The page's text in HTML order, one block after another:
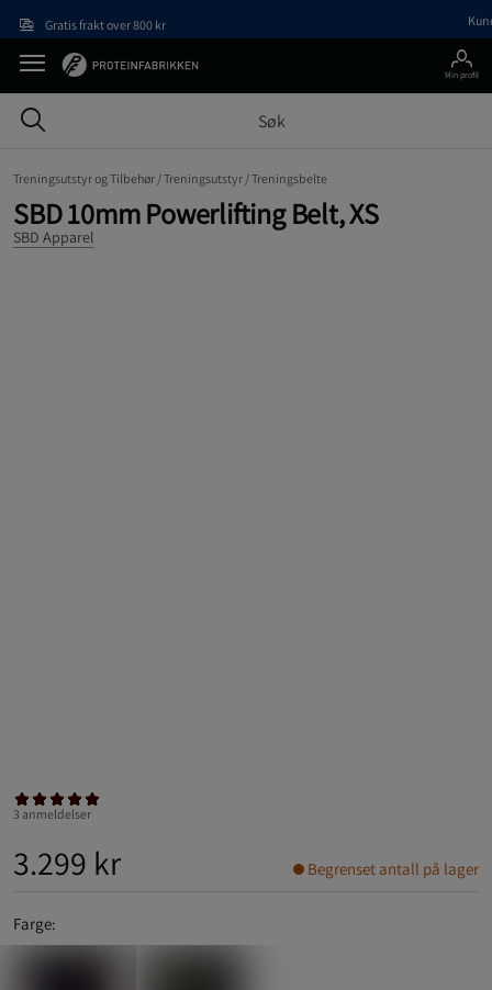
Gratis frakt over 800 kr
Min profil
Treningsutstyr og Tilbehør /Treningsutstyr /Treningsbelte
SBD 10mm Powerlifting Belt, XS
SBD Apparel
3 anmeldelser
3.299 kr Begrenset antall på lager
Farge: